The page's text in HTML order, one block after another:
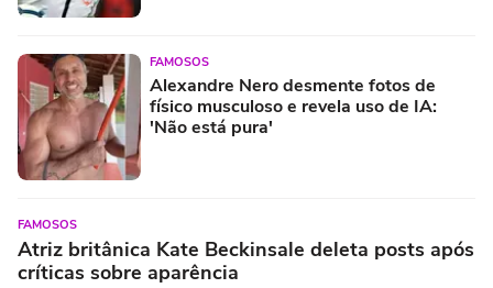
FAMOSOS
Alexandre Nero desmente fotos de
físico musculoso e revela uso de IA:
'Não está pura'
FAMOSOS
Atriz britânica Kate Beckinsale deleta posts após
críticas sobre aparência